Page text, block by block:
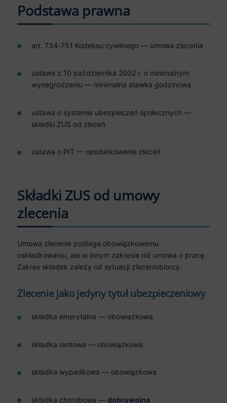
Podstawa prawna
art. 734-751 Kodeksu cywilnego — umowa zlecenia
ustawa z 10 października 2002 r. o minimalnym
wynagrodzeniu — minimalna stawka godzinowa
ustawa o systemie ubezpieczeń społecznych —
składki ZUS od zleceń
ustawa o PIT — opodatkowanie zleceń
Składki ZUS od umowy
zlecenia
Umowa zlecenie podlega obowiązkowemu
oskładkowaniu, ale w innym zakresie niż umowa o pracę.
Zakres składek zależy od sytuacji zleceniobiorcy.
Zlecenie jako jedyny tytuł ubezpieczeniowy
składka emerytalna — obowiązkowa
składka rentowa — obowiązkowa
składka wypadkowa — obowiązkowa
składka chorobowa —dobrowolna